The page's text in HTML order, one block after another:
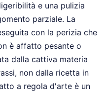
e una pulizia
parziale. La
con la perizia che
è affatto pesante o
dalla cattiva materia
non dalla ricetta in
a regola d'arte è un